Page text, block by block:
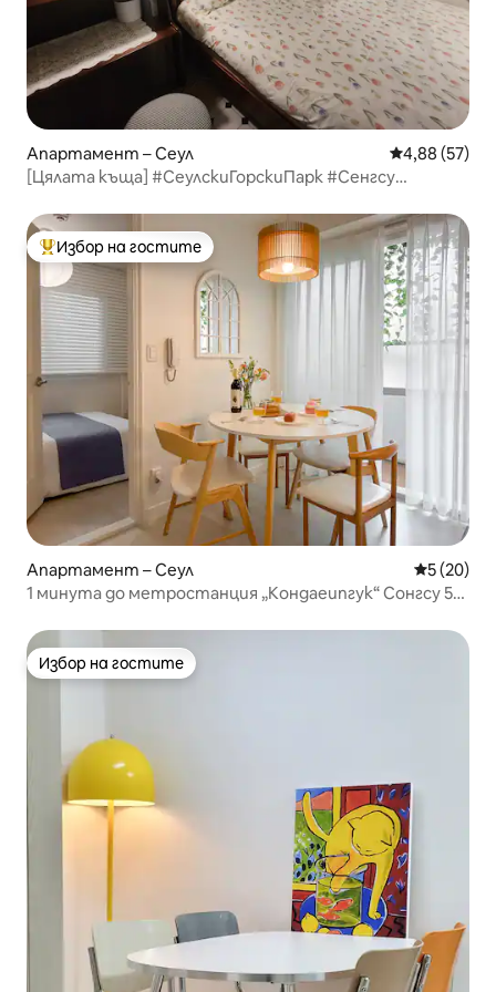
Апартамент – Сеул Средна
4,88 (57)
[Цялата къща] #СеулскиГорскиПарк #Сенгсу
Най-популярен избор на гостите
Избор на гостите
Апартамент – Сеул Средна
5 (20)
1 минута до метростанция „Кондаеипгук“ Сонгсу 5
Летищен автобус 3 минути 3 легла queen size.
Максимум 6 души Добре дошли са семейства и групи
Самостоятелен апартамент
Избор на гостите
Избор на гостите